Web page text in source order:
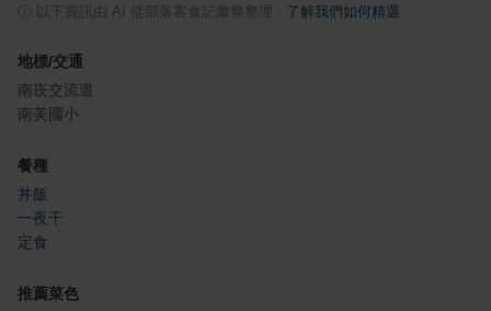
以下資訊由 AI 從部落客食記彙整整理 了解我們如何精選
地標/交通
南崁交流道
南美國小
餐種
丼飯
一夜干
定食
推薦菜色